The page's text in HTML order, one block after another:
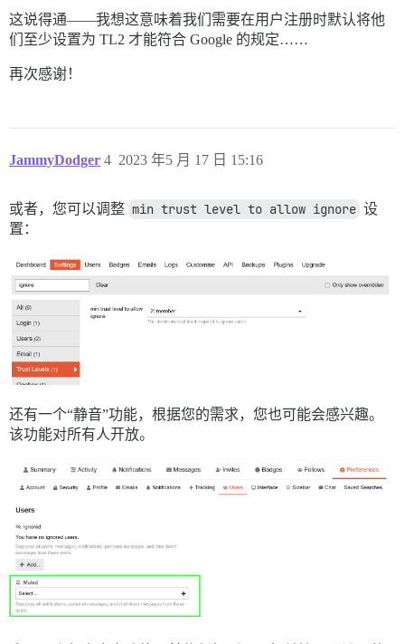
这说得通——我想这意味着我们需要在用户注册时默认将他
们至少设置为 TL2 才能符合 Google 的规定……
再次感谢！
JammyDodger 2023 年5 月 17 日 15:16
4
或者，您可以调整 min trust level to allow ignore 设
置：
还有一个“静音”功能，根据您的需求，您也可能会感兴趣。
该功能对所有人开放。